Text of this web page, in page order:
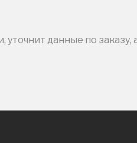
данные по заказу,